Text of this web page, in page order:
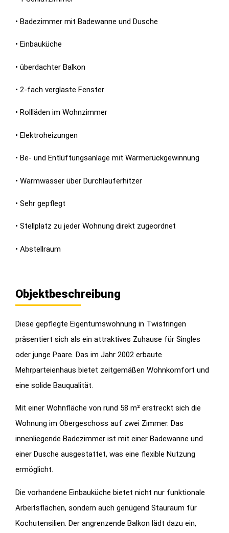
• Badezimmer mit Badewanne und Dusche
• Einbauküche
• überdachter Balkon
• 2-fach verglaste Fenster
• Rollläden im Wohnzimmer
• Elektroheizungen
• Be- und Entlüftungsanlage mit Wärmerückgewinnung
• Warmwasser über Durchlauferhitzer
• Sehr gepflegt
• Stellplatz zu jeder Wohnung direkt zugeordnet
• Abstellraum
Objektbeschreibung
Diese gepflegte Eigentumswohnung in Twistringen
präsentiert sich als ein attraktives Zuhause für Singles
oder junge Paare. Das im Jahr 2002 erbaute
Mehrparteienhaus bietet zeitgemäßen Wohnkomfort und
eine solide Bauqualität.
Mit einer Wohnfläche von rund 58 m² erstreckt sich die
Wohnung im Obergeschoss auf zwei Zimmer. Das
innenliegende Badezimmer ist mit einer Badewanne und
einer Dusche ausgestattet, was eine flexible Nutzung
ermöglicht.
Die vorhandene Einbauküche bietet nicht nur funktionale
Arbeitsflächen, sondern auch genügend Stauraum für
Kochutensilien. Der angrenzende Balkon lädt dazu ein,